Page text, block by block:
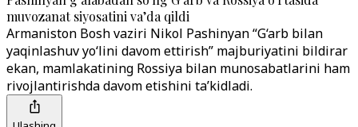
muvozanat siyosatini va’da qildi
Armaniston Bosh vaziri Nikol Pashinyan “G‘arb bilan
yaqinlashuv yo‘lini davom ettirish” majburiyatini bildirar
ekan, mamlakatining Rossiya bilan munosabatlarini ham
rivojlantirishda davom etishini ta’kidladi.